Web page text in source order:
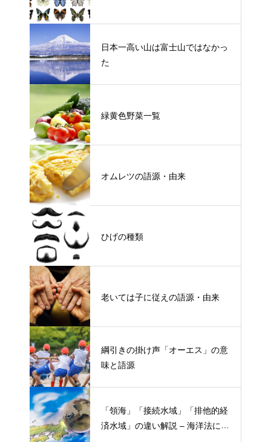
日本一高い山は富士山ではなかっ
た
緑黄色野菜一覧
オムレツの語源・由来
ひげの種類
老いては子に従えの語源・由来
綱引きの掛け声「オーエス」の意
味と語源
「領海」「接続水域」「排他的経
済水域」の違い解説 – 海洋法にお